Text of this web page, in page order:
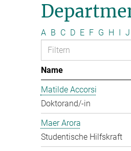
A B C D E F G H I J
Name
Matilde Accorsi
Doktorand/-in
Maer Arora
Studentische Hilfskraft